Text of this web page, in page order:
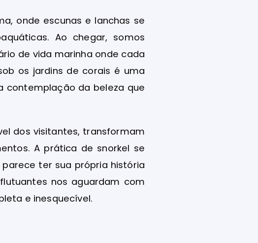
onde escunas e lanchas se
Ao chegar, somos
de vida marinha onde cada
os jardins de corais é uma
contemplação da beleza que
dos visitantes, transformam
A prática de snorkel se
ter sua própria história
nos aguardam com
e inesquecível.